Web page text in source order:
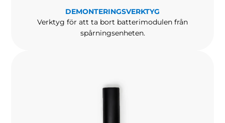
DEMONTERINGSVERKTYG
Verktyg för att ta bort batterimodulen från
spårningsenheten.